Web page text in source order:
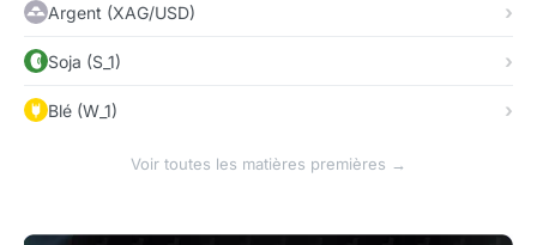
Argent (XAG/USD)
Soja (S_1)
Blé (W_1)
Voir toutes les matières premières →